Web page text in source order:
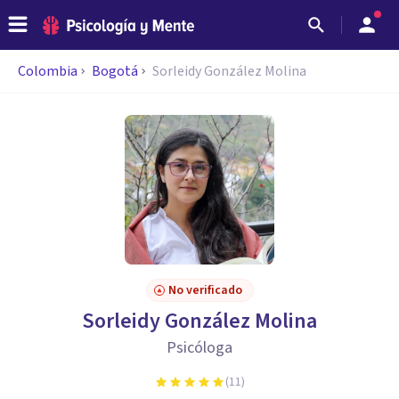
Colombia Bogotá Sorleidy González Molina
No verificado
Sorleidy González Molina
Psicóloga
(11)